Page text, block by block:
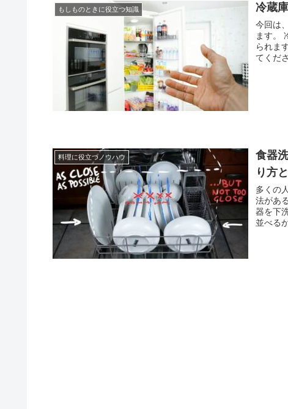
もしものときに役立つ知識 冷蔵
今回は
ます。
られま
てくだ
料理に役立つノウハウ
食器
り方
多くの
法があ
器を下
並べる